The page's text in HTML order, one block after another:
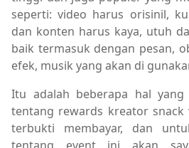
seperti: video harus orisinil,
dan konten harus kaya, utuh
baik termasuk dengan pesan,
efek, musik yang akan di
Itu adalah beberapa hal
tentang rewards kreator snack
terbukti membayar, dan